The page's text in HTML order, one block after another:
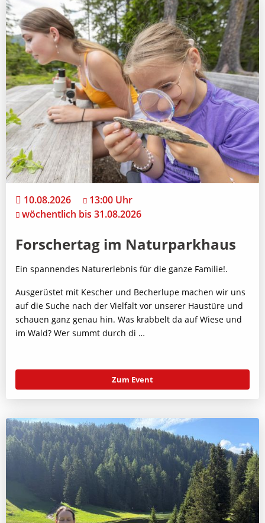
10.08.2026
13:00 Uhr
wöchentlich bis 31.08.2026
Forschertag im Naturparkhaus
Ein spannendes Naturerlebnis für die ganze Familie!.
Ausgerüstet mit Kescher und Becherlupe machen wir uns
auf die Suche nach der Vielfalt vor unserer Haustüre und
schauen ganz genau hin. Was krabbelt da auf Wiese und
im Wald? Wer summt durch di …
Zum Event